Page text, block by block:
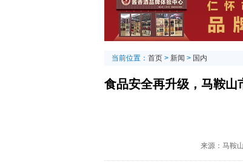
当前位置： 首页 > 新闻 > 国内
食品安全再升级，马鞍山
来源：马鞍